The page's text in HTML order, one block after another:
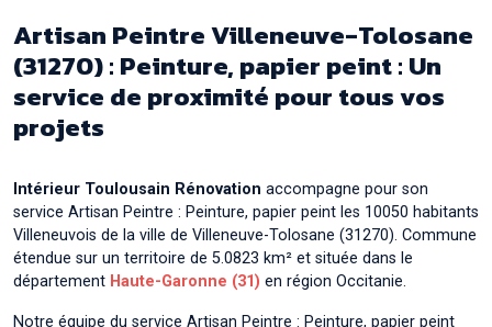
Artisan Peintre : Peinture, papier peint àAuterive
Artisan Peintre : Peinture, papier peint à
Auzeville-
Tolosane
Artisan Peintre : Peinture, papier peint à
Artisan Peintre : Peinture, papier peint à
Ayguesvives
Artisan Peintre Villeneuve-Tolosane
(31270) : Peinture, papier peint : Un
service de proximité pour tous vos
projets
Intérieur Toulousain Rénovation accompagne pour son
service Artisan Peintre : Peinture, papier peint les 10050 habitants
Villeneuvois de la ville de Villeneuve-Tolosane (31270). Commune
étendue sur un territoire de 5.0823 km² et située dans le
département Haute-Garonne (31) en région Occitanie.
Notre équipe du service Artisan Peintre : Peinture, papier peint